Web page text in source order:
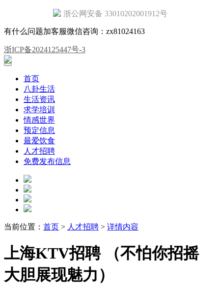
浙公网安备 33010202001912号
有什么问题加客服微信咨询：zx81024163
浙ICP备2024125447号-3
首页
八卦生活
生活资讯
求学培训
情感世界
预定信息
最爱饮食
人才招聘
免费发布信息
当前位置： 首页 > 人才招聘 > 详情内容
上海KTV招聘 （不怕你招摇
大胆展现魅力）